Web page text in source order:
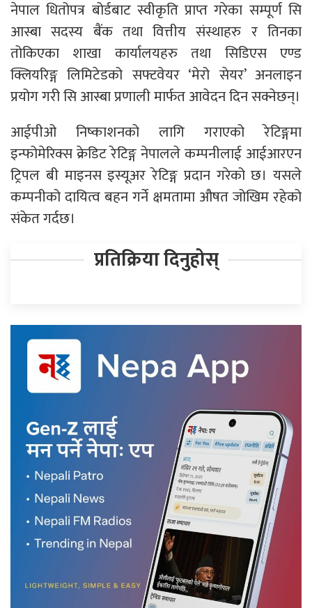
नेपाल धितोपत्र बोर्डबाट स्वीकृति प्राप्त गरेका सम्पूर्ण सि
आस्बा सदस्य बैंक तथा वित्तीय संस्थाहरु र तिनका
तोकिएका शाखा कार्यालयहरु तथा सिडिएस एण्ड
क्लियरिङ्ग लिमिटेडको सफ्टवेयर ‘मेरो सेयर’ अनलाइन
प्रयोग गरी सि आस्बा प्रणाली मार्फत आवेदन दिन सक्नेछन्।
आईपीओ निष्काशनको लागि गराएको रेटिङ्गमा
इन्फोमेरिक्स क्रेडिट रेटिङ्ग नेपालले कम्पनीलाई आईआरएन
ट्रिपल बी माइनस इस्यूअर रेटिङ्ग प्रदान गरेको छ। यसले
कम्पनीको दायित्व बहन गर्ने क्षमतामा औषत जोखिम रहेको
संकेत गर्दछ।
प्रतिक्रिया दिनुहोस्